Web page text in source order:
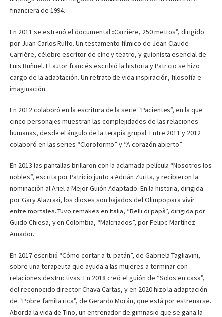
financiera de 1994.
En 2011 se estrenó el documental «Carrière, 250 metros”, dirigido
por Juan Carlos Rulfo. Un testamento fílmico de Jean-Claude
Carrière, célebre escritor de cine y teatro, y guionista esencial de
Luis Buñuel. El autor francés escribió la historia y Patricio se hizo
cargo de la adaptación. Un retrato de vida inspiración, filosofía e
imaginación.
En 2012 colaboró en la escritura de la serie “Pacientes”, en la que
cinco personajes muestran las complejidades de las relaciones
humanas, desde el ángulo de la terapia grupal. Entre 2011 y 2012
colaboró en las series “Cloroformo” y “A corazón abierto”.
En 2013 las pantallas brillaron con la aclamada película “Nosotros los
nobles”, escrita por Patricio junto a Adrián Zurita, y recibieron la
nominación al Ariel a Mejor Guión Adaptado. En la historia, dirigida
por Gary Alazraki, los dioses son bajados del Olimpo para vivir
entre mortales. Tuvo remakes en Italia, “Belli di papà”, dirigida por
Guido Chiesa, y en Colombia, “Malcriados”, por Felipe Martínez
Amador.
En 2017 escribió “Cómo cortar a tu patán”, de Gabriela Tagliavini,
sobre una terapeuta que ayuda a las mujeres a terminar con
relaciones destructivas. En 2018 creó el guión de “Solos en casa”,
del reconocido director Chava Cartas, y en 2020 hizo la adaptación
de “Pobre familia rica”, de Gerardo Morán, que está por estrenarse.
Aborda la vida de Tino, un entrenador de gimnasio que se gana la